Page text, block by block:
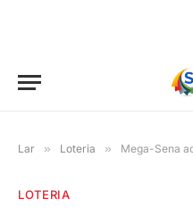
Lar » Loteria » Mega-Sena
LOTERIA